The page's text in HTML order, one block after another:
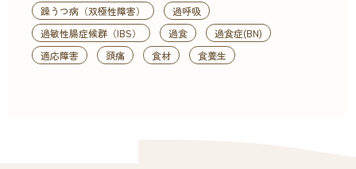
躁うつ病（双極性障害）
過呼吸
過敏性腸症候群（IBS）
過食
過食症(BN)
適応障害
頭痛 食材 食養生